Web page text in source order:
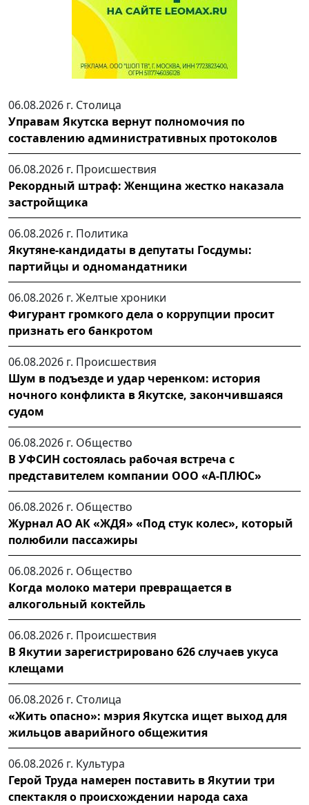
06.08.2026 г. Столица
Управам Якутска вернут полномочия по
составлению административных протоколов
06.08.2026 г. Происшествия
Рекордный штраф: Женщина жестко наказала
застройщика
06.08.2026 г. Политика
Якутяне-кандидаты в депутаты Госдумы:
партийцы и одномандатники
06.08.2026 г. Желтые хроники
Фигурант громкого дела о коррупции просит
признать его банкротом
06.08.2026 г. Происшествия
Шум в подъезде и удар черенком: история
ночного конфликта в Якутске, закончившаяся
судом
06.08.2026 г. Общество
В УФСИН состоялась рабочая встреча с
представителем компании ООО «А-ПЛЮС»
06.08.2026 г. Общество
Журнал АО АК «ЖДЯ» «Под стук колес», который
полюбили пассажиры
06.08.2026 г. Общество
Когда молоко матери превращается в
алкогольный коктейль
06.08.2026 г. Происшествия
В Якутии зарегистрировано 626 случаев укуса
клещами
06.08.2026 г. Столица
«Жить опасно»: мэрия Якутска ищет выход для
жильцов аварийного общежития
06.08.2026 г. Культура
Герой Труда намерен поставить в Якутии три
спектакля о происхождении народа саха